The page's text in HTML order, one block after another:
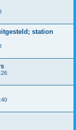
station